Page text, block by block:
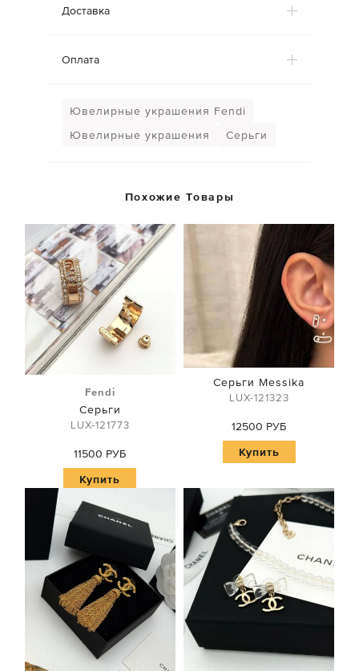
Доставка
Оплата
Ювелирные украшения Fendi
Ювелирные украшения
Серьги
Похожие Товары
Fendi
Серьги
LUX-121773
11500 РУБ
Купить
Серьги Messika
LUX-121323
12500 РУБ
Купить